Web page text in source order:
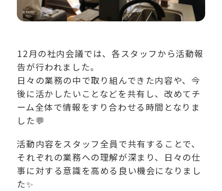
12月の社内会議では、各スタッフから活動報
告が行われました。
日々の業務の中で取り組んできた内容や、今
後に活かしたいことなどを共有し、改めてチ
ーム全体で情報をすり合わせる時間となりま
した💬
活動内容をスタッフ全員で共有することで、
それぞれの業務への理解が深まり、日々の仕
事に対する意識を高める良い機会になりまし
た✨